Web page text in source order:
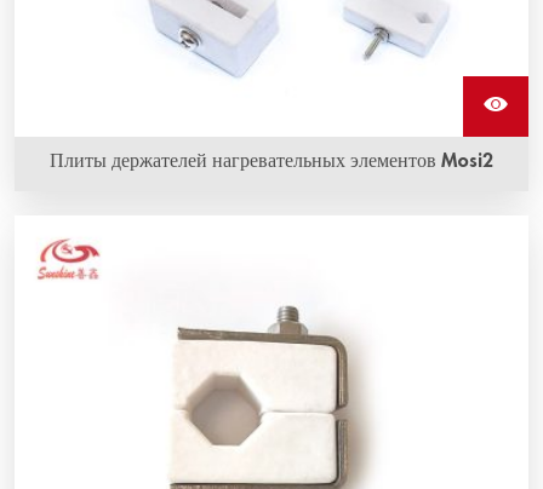
Плиты держателей нагревательных элементов Mosi2